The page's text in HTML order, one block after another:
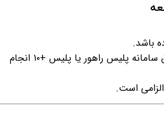
باشد.
را از طریق سامانه پلیس راهور یا پلیس +۱۰ انجام
است.